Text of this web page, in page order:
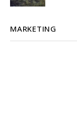
MARKETING